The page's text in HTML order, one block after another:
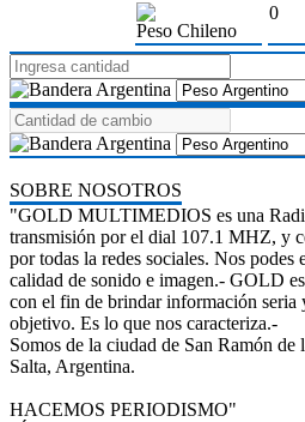
Peso Chileno
0
SOBRE NOSOTROS
"GOLD MULTIMEDIOS es una
transmisión por el dial 107.1 MHZ, y
por todas la redes sociales. Nos
calidad de sonido e imagen.- GOLD
con el fin de brindar información seria
objetivo. Es lo que nos caracteriza.-
Somos de la ciudad de San Ramón
Salta, Argentina.
HACEMOS PERIODISMO"